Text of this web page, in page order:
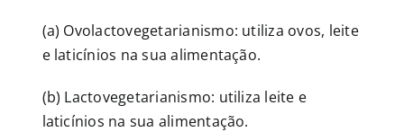
(a) Ovolactovegetarianismo: utiliza ovos, leite
e laticínios na sua alimentação.
(b) Lactovegetarianismo: utiliza leite e
laticínios na sua alimentação.